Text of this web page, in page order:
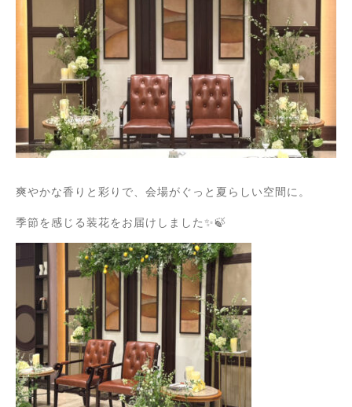
爽やかな香りと彩りで、会場がぐっと夏らしい空間に。
季節を感じる装花をお届けしました✨🍃